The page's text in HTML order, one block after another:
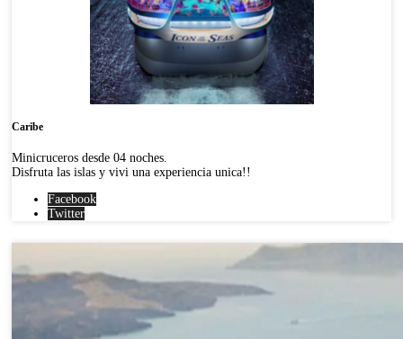
Caribe
Minicruceros desde 04 noches.
Disfruta las islas y vivi una experiencia unica!!
Facebook
Twitter